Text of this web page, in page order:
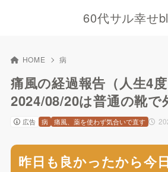
60代サル幸せ
HOME 病
痛風の経過報告（人生4度
2024/08/20は普通の靴で
広告 病 痛風、薬を使わず気合いで直す
昨日も良かったから今